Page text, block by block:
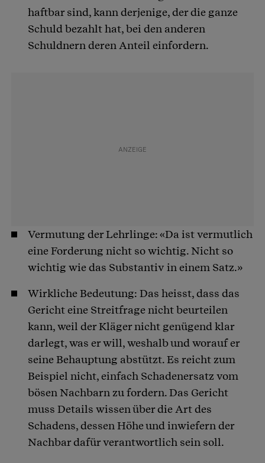
haftbar sind, kann derjenige, der die ganze
Schuld bezahlt hat, bei den anderen
Schuldnern deren Anteil einfordern.
Vermutung der Lehrlinge: «Da ist vermutlich
eine Forderung nicht so wichtig. Nicht so
wichtig wie das Substantiv in einem Satz.»
Wirkliche Bedeutung: Das heisst, dass das
Gericht eine Streitfrage nicht beurteilen
kann, weil der Kläger nicht genügend klar
darlegt, was er will, weshalb und worauf er
seine Behauptung abstützt. Es reicht zum
Beispiel nicht, einfach Schadenersatz vom
bösen Nachbarn zu fordern. Das Gericht
muss Details wissen über die Art des
Schadens, dessen Höhe und inwiefern der
Nachbar dafür verantwortlich sein soll.